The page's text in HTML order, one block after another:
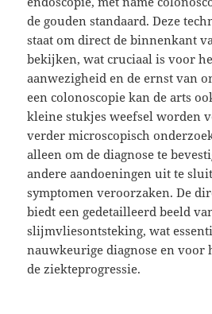
de gouden standaard. Deze
staat om direct de binnenkant
bekijken, wat cruciaal is voor
aanwezigheid en de ernst van
een colonoscopie kan de arts
kleine stukjes weefsel worden
verder microscopisch
alleen om de diagnose te
andere aandoeningen uit te
symptomen veroorzaken. De
biedt een gedetailleerd beeld
slijmvliesontsteking, wat
nauwkeurige diagnose en voor
de ziekteprogressie.